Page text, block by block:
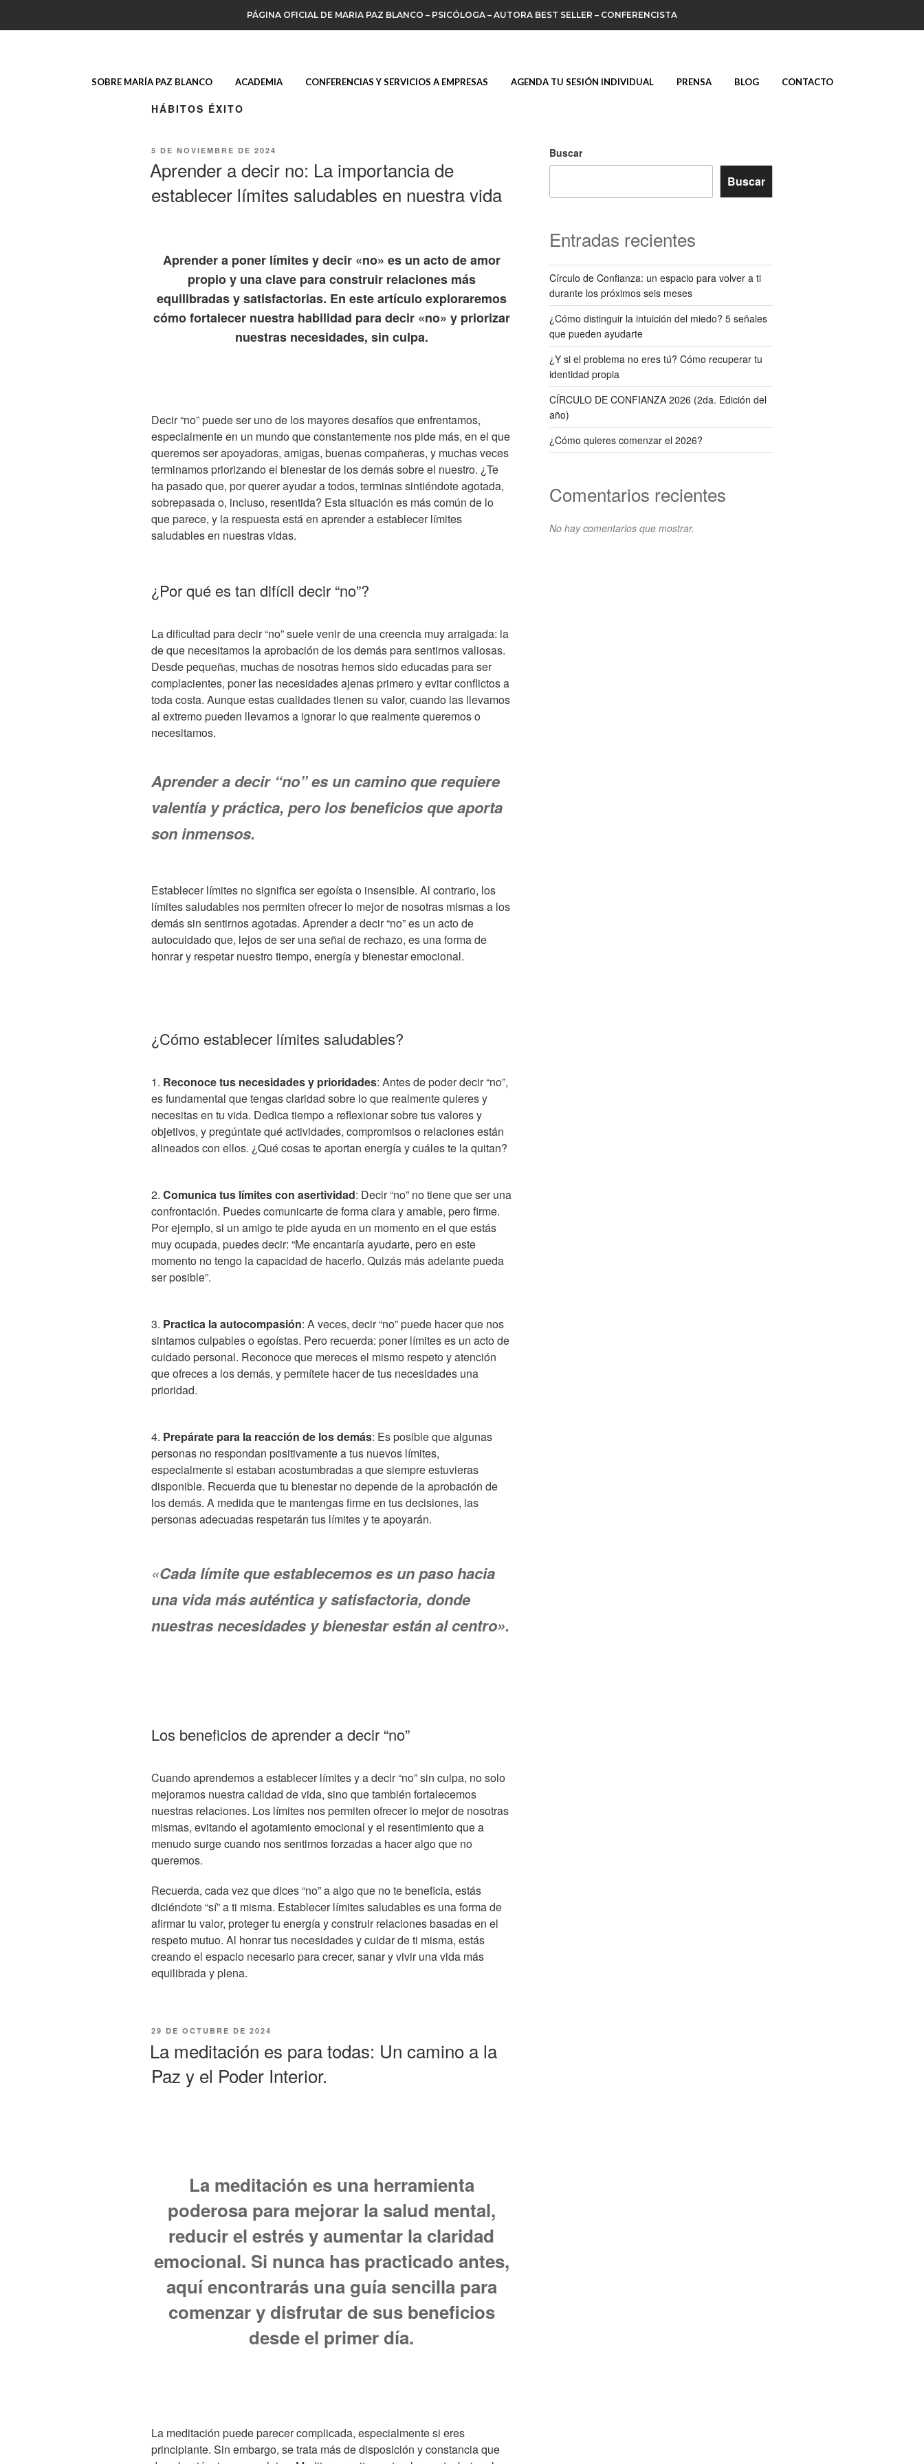
PÁGINA OFICIAL DE MARIA PAZ BLANCO – PSICÓLOGA – AUTORA BEST SELLER – CONFERENCISTA
SOBRE MARÍA PAZ BLANCO ACADEMIA CONFERENCIAS Y SERVICIOS A EMPRESAS AGENDA TU SESIÓN INDIVIDUAL PRENSA BLOG CONTACTO
HÁBITOS ÉXITO
5 DE NOVIEMBRE DE 2024
Aprender a decir no: La importancia de
establecer límites saludables en nuestra vida
Aprender a poner límites y decir «no» es un acto de amor
propio y una clave para construir relaciones más
equilibradas y satisfactorias. En este artículo exploraremos
cómo fortalecer nuestra habilidad para decir «no» y priorizar
nuestras necesidades, sin culpa.
Decir “no” puede ser uno de los mayores desafíos que enfrentamos,
especialmente en un mundo que constantemente nos pide más, en el que
queremos ser apoyadoras, amigas, buenas compañeras, y muchas veces
terminamos priorizando el bienestar de los demás sobre el nuestro. ¿Te
ha pasado que, por querer ayudar a todos, terminas sintiéndote agotada,
sobrepasada o, incluso, resentida? Esta situación es más común de lo
que parece, y la respuesta está en aprender a establecer límites
saludables en nuestras vidas.
¿Por qué es tan difícil decir “no”?
La dificultad para decir “no” suele venir de una creencia muy arraigada: la
de que necesitamos la aprobación de los demás para sentirnos valiosas.
Desde pequeñas, muchas de nosotras hemos sido educadas para ser
complacientes, poner las necesidades ajenas primero y evitar conflictos a
toda costa. Aunque estas cualidades tienen su valor, cuando las llevamos
al extremo pueden llevarnos a ignorar lo que realmente queremos o
necesitamos.
Aprender a decir “no” es un camino que requiere
valentía y práctica, pero los beneficios que aporta
son inmensos.
Establecer límites no significa ser egoísta o insensible. Al contrario, los
límites saludables nos permiten ofrecer lo mejor de nosotras mismas a los
demás sin sentirnos agotadas. Aprender a decir “no” es un acto de
autocuidado que, lejos de ser una señal de rechazo, es una forma de
honrar y respetar nuestro tiempo, energía y bienestar emocional.
¿Cómo establecer límites saludables?
1. Reconoce tus necesidades y prioridades: Antes de poder decir “no”,
es fundamental que tengas claridad sobre lo que realmente quieres y
necesitas en tu vida. Dedica tiempo a reflexionar sobre tus valores y
objetivos, y pregúntate qué actividades, compromisos o relaciones están
alineados con ellos. ¿Qué cosas te aportan energía y cuáles te la quitan?
2. Comunica tus límites con asertividad: Decir “no” no tiene que ser una
confrontación. Puedes comunicarte de forma clara y amable, pero firme.
Por ejemplo, si un amigo te pide ayuda en un momento en el que estás
muy ocupada, puedes decir: “Me encantaría ayudarte, pero en este
momento no tengo la capacidad de hacerlo. Quizás más adelante pueda
ser posible”.
3. Practica la autocompasión: A veces, decir “no” puede hacer que nos
sintamos culpables o egoístas. Pero recuerda: poner límites es un acto de
cuidado personal. Reconoce que mereces el mismo respeto y atención
que ofreces a los demás, y permítete hacer de tus necesidades una
prioridad.
4. Prepárate para la reacción de los demás: Es posible que algunas
personas no respondan positivamente a tus nuevos límites,
especialmente si estaban acostumbradas a que siempre estuvieras
disponible. Recuerda que tu bienestar no depende de la aprobación de
los demás. A medida que te mantengas firme en tus decisiones, las
personas adecuadas respetarán tus límites y te apoyarán.
«Cada límite que establecemos es un paso hacia
una vida más auténtica y satisfactoria, donde
nuestras necesidades y bienestar están al centro».
Los beneficios de aprender a decir “no”
Cuando aprendemos a establecer límites y a decir “no” sin culpa, no solo
mejoramos nuestra calidad de vida, sino que también fortalecemos
nuestras relaciones. Los límites nos permiten ofrecer lo mejor de nosotras
mismas, evitando el agotamiento emocional y el resentimiento que a
menudo surge cuando nos sentimos forzadas a hacer algo que no
queremos.
Recuerda, cada vez que dices “no” a algo que no te beneficia, estás
diciéndote “sí” a ti misma. Establecer límites saludables es una forma de
afirmar tu valor, proteger tu energía y construir relaciones basadas en el
respeto mutuo. Al honrar tus necesidades y cuidar de ti misma, estás
creando el espacio necesario para crecer, sanar y vivir una vida más
equilibrada y plena.
29 DE OCTUBRE DE 2024
La meditación es para todas: Un camino a la
Paz y el Poder Interior.
La meditación es una herramienta
poderosa para mejorar la salud mental,
reducir el estrés y aumentar la claridad
emocional. Si nunca has practicado antes,
aquí encontrarás una guía sencilla para
comenzar y disfrutar de sus beneficios
desde el primer día.
La meditación puede parecer complicada, especialmente si eres
principiante. Sin embargo, se trata más de disposición y constancia que
Buscar
Buscar
Entradas recientes
Círculo de Confianza: un espacio para volver a ti
durante los próximos seis meses
¿Cómo distinguir la intuición del miedo? 5 señales
que pueden ayudarte
¿Y si el problema no eres tú? Cómo recuperar tu
identidad propia
CÍRCULO DE CONFIANZA 2026 (2da. Edición del
año)
¿Cómo quieres comenzar el 2026?
Comentarios recientes
No hay comentarios que mostrar.